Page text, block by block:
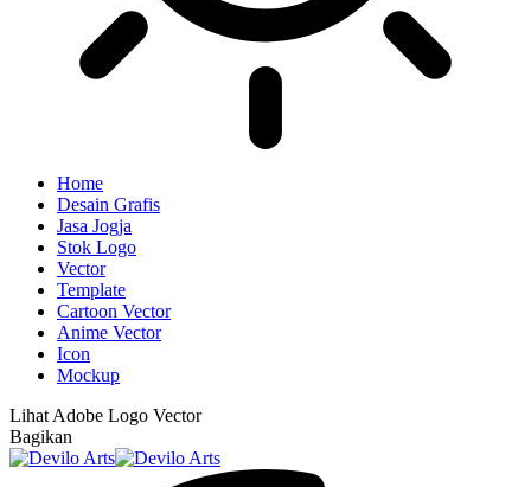
Home
Desain Grafis
Jasa Jogja
Stok Logo
Vector
Template
Cartoon Vector
Anime Vector
Icon
Mockup
Lihat Adobe Logo Vector
Bagikan